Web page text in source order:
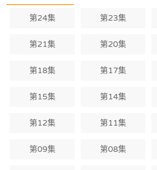
第24集 第23集
第21集 第20集
第18集 第17集
第15集 第14集
第12集 第11集
第09集 第08集